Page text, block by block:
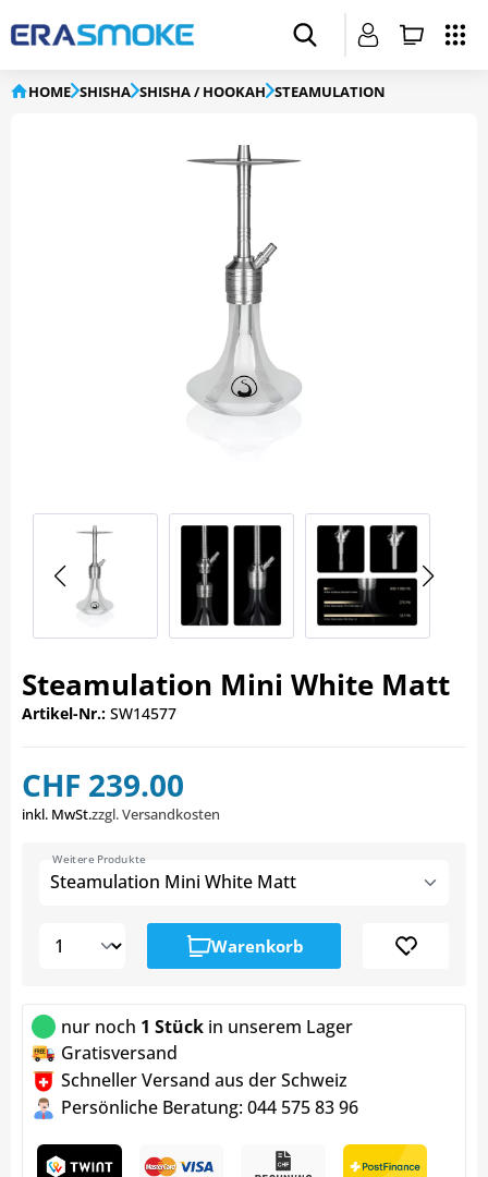
HOME SHISHA SHISHA / HOOKAH STEAMULATION
Steamulation Mini White Matt
Artikel-Nr.: SW14577
CHF 239.00
inkl. MwSt.zzgl. Versandkosten
Steamulation Mini White Matt
Weitere Produkte
Warenkorb
nur noch 1 Stück in unserem Lager
Gratisversand
Schneller Versand aus der Schweiz
Persönliche Beratung: 044 575 83 96